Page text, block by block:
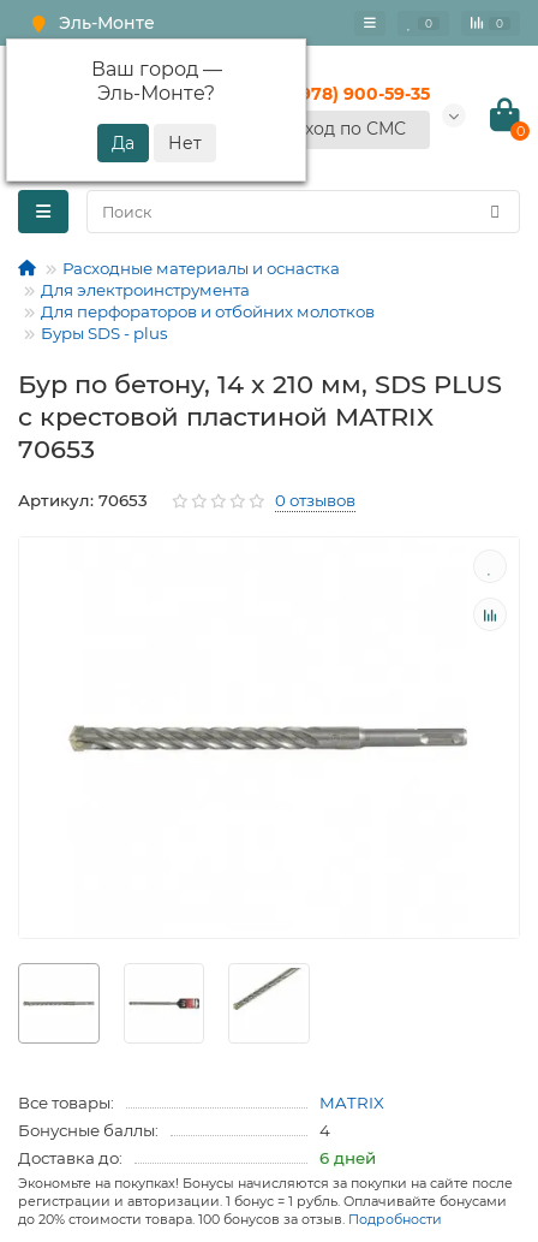
Эль-Монте
Ваш город —
Эль-Монте?
0 0
+7 (978) 900-59-35
Вход по СМС
0
Расходные материалы и оснастка
Для электроинструмента
Для перфораторов и отбойних молотков
Буры SDS - plus
Бур по бетону, 14 x 210 мм, SDS PLUS
c крестовой пластиной MATRIX
70653
Артикул: 70653 0 отзывов
Все товары:
MATRIX
Бонусные баллы:
4
Доставка до:
6 дней
Экономьте на покупках! Бонусы начисляются за покупки на сайте после
регистрации и авторизации. 1 бонус = 1 рубль. Оплачивайте бонусами
до 20% стоимости товара. 100 бонусов за отзыв. Подробности